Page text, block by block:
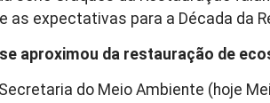
as expectativas para a Década da
aproximou da restauração de
do Meio Ambiente (hoje